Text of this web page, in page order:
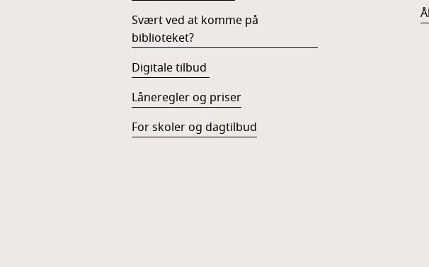
Svært ved at komme på
biblioteket?
Digitale tilbud
Låneregler og priser
For skoler og dagtilbud